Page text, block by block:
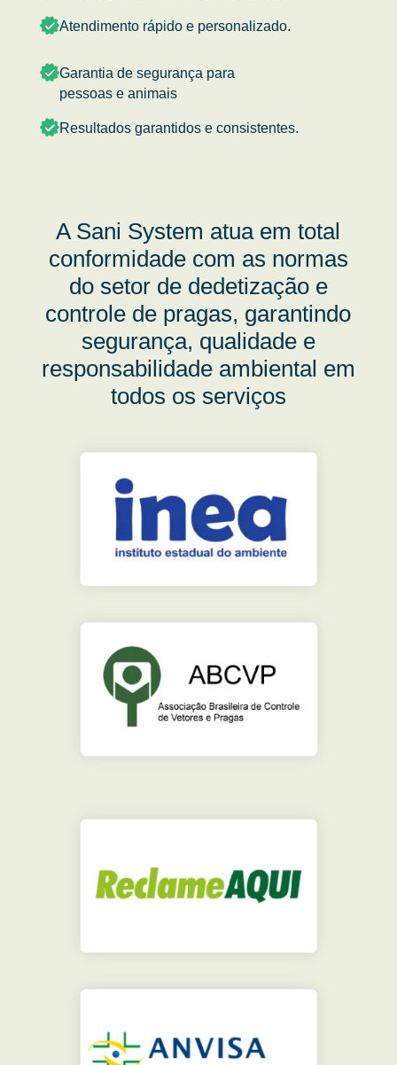
Atendimento rápido e personalizado.
Garantia de segurança para
pessoas e animais
Resultados garantidos e consistentes.
A Sani System atua em total
conformidade com as normas
do setor de dedetização e
controle de pragas, garantindo
segurança, qualidade e
responsabilidade ambiental em
todos os serviços